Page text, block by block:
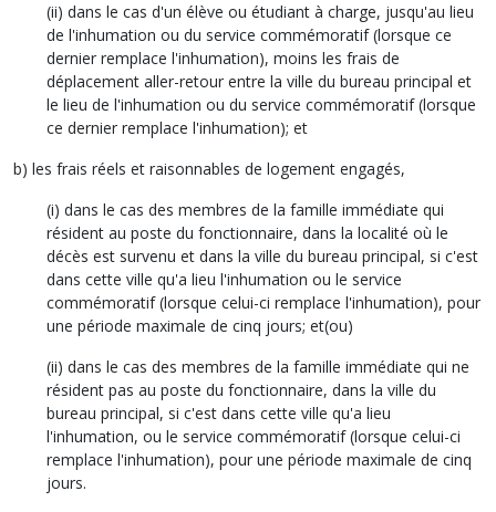
(ii) dans le cas d'un élève ou étudiant à charge, jusqu'au lieu
de l'inhumation ou du service commémoratif (lorsque ce
dernier remplace l'inhumation), moins les frais de
déplacement aller-retour entre la ville du bureau principal et
le lieu de l'inhumation ou du service commémoratif (lorsque
ce dernier remplace l'inhumation); et
b) les frais réels et raisonnables de logement engagés,
(i) dans le cas des membres de la famille immédiate qui
résident au poste du fonctionnaire, dans la localité où le
décès est survenu et dans la ville du bureau principal, si c'est
dans cette ville qu'a lieu l'inhumation ou le service
commémoratif (lorsque celui-ci remplace l'inhumation), pour
une période maximale de cinq jours; et(ou)
(ii) dans le cas des membres de la famille immédiate qui ne
résident pas au poste du fonctionnaire, dans la ville du
bureau principal, si c'est dans cette ville qu'a lieu
l'inhumation, ou le service commémoratif (lorsque celui-ci
remplace l'inhumation), pour une période maximale de cinq
jours.